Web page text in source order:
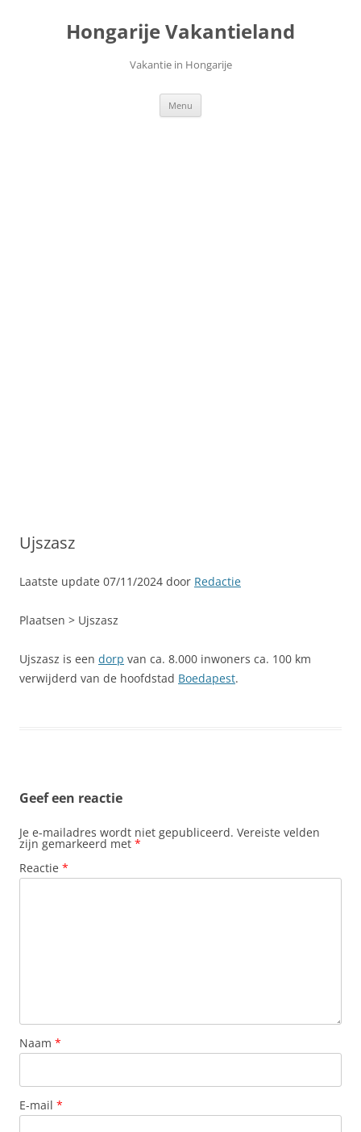
Hongarije Vakantieland
Vakantie in Hongarije
Menu
Ujszasz
Laatste update 07/11/2024 door Redactie
Plaatsen > Ujszasz
Ujszasz is een dorp van ca. 8.000 inwoners ca. 100 km
verwijderd van de hoofdstad Boedapest.
Geef een reactie
Je e-mailadres wordt niet gepubliceerd. Vereiste velden
zijn gemarkeerd met *
Reactie *
Naam *
E-mail *